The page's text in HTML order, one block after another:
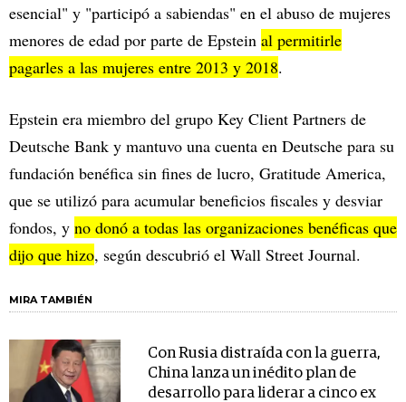
esencial" y "participó a sabiendas" en el abuso de mujeres
menores de edad por parte de Epstein al permitirle
pagarles a las mujeres entre 2013 y 2018.
Epstein era miembro del grupo Key Client Partners de
Deutsche Bank y mantuvo una cuenta en Deutsche para su
fundación benéfica sin fines de lucro, Gratitude America,
que se utilizó para acumular beneficios fiscales y desviar
fondos, y no donó a todas las organizaciones benéficas que
dijo que hizo, según descubrió el Wall Street Journal.
MIRA TAMBIÉN
Con Rusia distraída con la guerra,
China lanza un inédito plan de
desarrollo para liderar a cinco ex